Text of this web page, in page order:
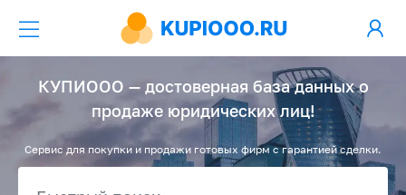
КУПИООО — достоверная база данных о
продаже юридических лиц!
Сервис для покупки и продажи готовых фирм с гарантией сделки.